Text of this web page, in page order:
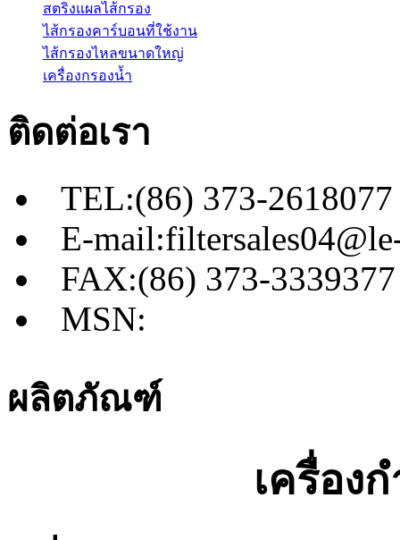
สตริงแผลไส้กรอง
ไส้กรองคาร์บอนที่ใช้งาน
ไส้กรองไหลขนาดใหญ่
เครื่องกรองน้ำ
ติดต่อเรา
TEL:(86) 373-2618077
E-
FAX:(86) 373-3339377
MSN:
ผลิตภัณฑ์
เครื่อง